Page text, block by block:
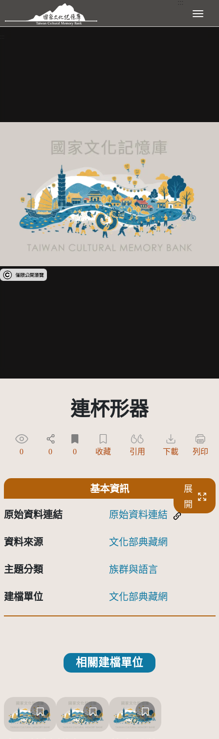
跳到主要內容區塊 展開選單
:::
受著作權法保護-僅限於本平台有限度公開瀏覽
連杯形器
0 0 0 收藏 引用 下載 列印
基本資訊
展
開
原始資料連結 原始資料連結
資料來源 文化部典藏網
主題分類 族群與語言
建檔單位 文化部典藏網
相關建檔單位